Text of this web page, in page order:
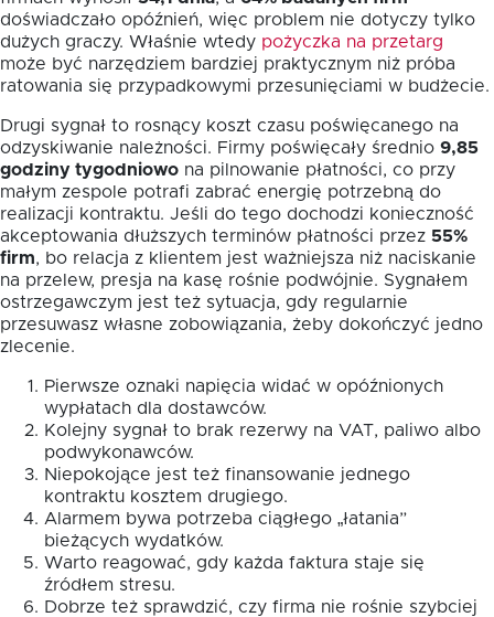
doświadczało opóźnień, więc problem nie dotyczy tylko
dużych graczy. Właśnie wtedy pożyczka na przetarg
może być narzędziem bardziej praktycznym niż próba
ratowania się przypadkowymi przesunięciami w budżecie.
Drugi sygnał to rosnący koszt czasu poświęcanego na
odzyskiwanie należności. Firmy poświęcały średnio 9,85
godziny tygodniowo na pilnowanie płatności, co przy
małym zespole potrafi zabrać energię potrzebną do
realizacji kontraktu. Jeśli do tego dochodzi konieczność
akceptowania dłuższych terminów płatności przez 55%
firm, bo relacja z klientem jest ważniejsza niż naciskanie
na przelew, presja na kasę rośnie podwójnie. Sygnałem
ostrzegawczym jest też sytuacja, gdy regularnie
przesuwasz własne zobowiązania, żeby dokończyć jedno
zlecenie.
Pierwsze oznaki napięcia widać w opóźnionych
wypłatach dla dostawców.
Kolejny sygnał to brak rezerwy na VAT, paliwo albo
podwykonawców.
Niepokojące jest też finansowanie jednego
kontraktu kosztem drugiego.
Alarmem bywa potrzeba ciągłego „łatania”
bieżących wydatków.
Warto reagować, gdy każda faktura staje się
źródłem stresu.
Dobrze też sprawdzić, czy firma nie rośnie szybciej